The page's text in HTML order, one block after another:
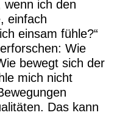
wenn ich den
einfach
einsam fühle?“
Wie
bewegt sich der
mich nicht
Das kann